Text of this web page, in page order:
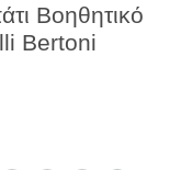
Βοηθητικό
Bertoni